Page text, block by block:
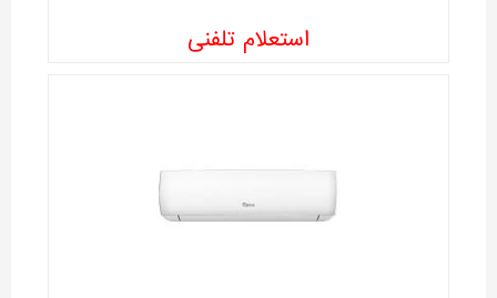
استعلام تلفنی